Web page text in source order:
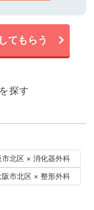
てもらう
探す
市北区 × 消化器外科
阪市北区 × 整形外科